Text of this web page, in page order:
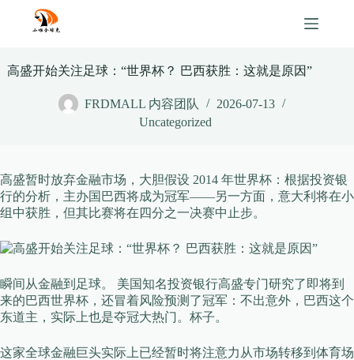
content
高盛开始关注足球：“世界杯？ 巴西获胜：这就是原因”
FRDMALL 内容团队
2026-07-13
Uncategorized
高盛暂时放弃金融市场，大胆假设 2014 年世界杯：根据投资银
行的分析，主办国巴西将成为冠军——另一方面，意大利将在小
组中获胜，但其比赛将在四分之一决赛中止步。
瞬间从金融到足球。 美国知名投资银行高盛专门研究了即将到
来的巴西世界杯，还冒着风险预测了冠军：不出意外，巴西这个
东道主，实际上也是夺冠大热门。杯子。
这家全球金融巨头实际上已经暂时将注意力从市场转移到体育场